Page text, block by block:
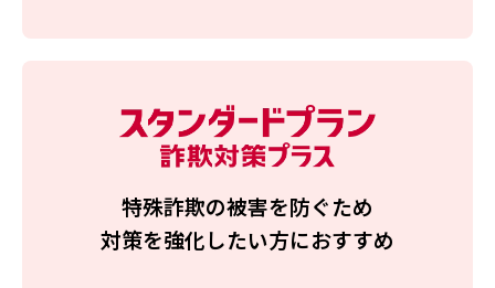
特殊詐欺の被害を防ぐため
対策を強化したい方におすすめ